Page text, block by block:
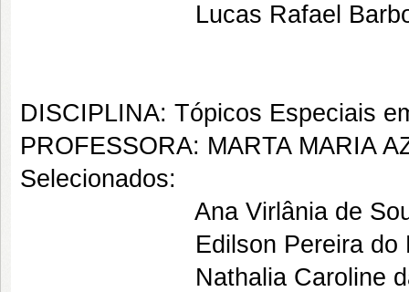
Lucas Rafael Barbosa
DISCIPLINA: Tópicos Especiais
PROFESSORA: MARTA MARIA
Selecionados:
Ana Virlânia de Souza
Edilson Pereira do
Nathalia Caroline da